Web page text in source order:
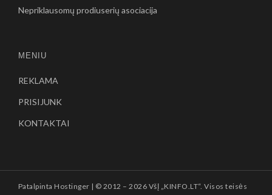
Nepriklausomų prodiuserių asociacija
MENIU
REKLAMA
PRISIJUNK
KONTAKTAI
Patalpinta Hostinger | © 2012 –2026 VšĮ „KINFO.LT“. Visos teisės